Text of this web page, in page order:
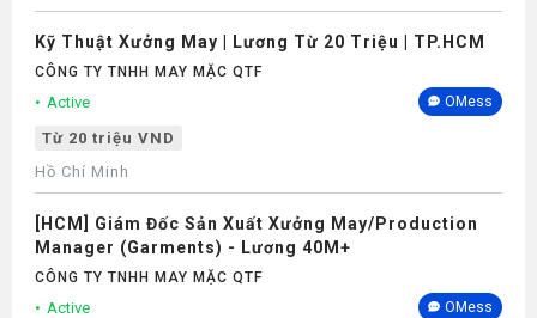
Kỹ Thuật Xưởng May | Lương Từ 20 Triệu | TP.HCM
CÔNG TY TNHH MAY MẶC QTF
Active OMess
Từ 20 triệu VND
Hồ Chí Minh
[HCM] Giám Đốc Sản Xuất Xưởng May/Production
Manager (Garments) - Lương 40M+
CÔNG TY TNHH MAY MẶC QTF
Active OMess